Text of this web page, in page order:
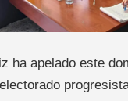
ha apelado este